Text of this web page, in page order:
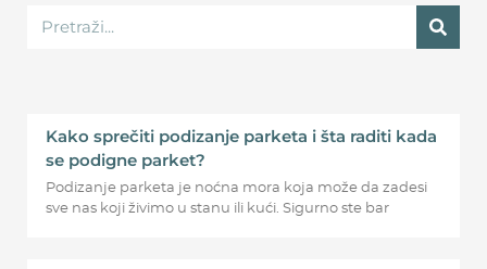
Kako sprečiti podizanje parketa i šta raditi kada
se podigne parket?
Podizanje parketa je noćna mora koja može da zadesi
sve nas koji živimo u stanu ili kući. Sigurno ste bar